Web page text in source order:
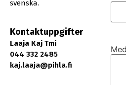
svenska.
Kontaktuppgifter
Laaja Kaj Tmi
044 332 2485
kaj.laaja@pihla.fi